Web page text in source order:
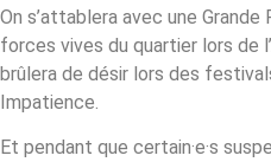
On s’attablera avec une
forces vives du quartier lors de
brûlera de désir lors des
Impatience.
Et pendant que certain·e·s